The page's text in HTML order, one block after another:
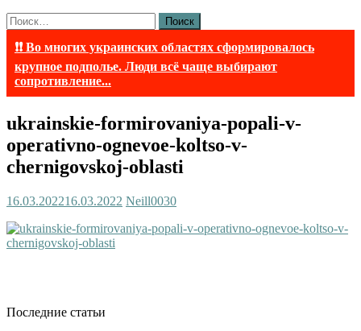
Найти:
❗❗ Во многих украинских областях сформировалось
крупное подполье. Люди всё чаще выбирают
сопротивление...
ukrainskie-formirovaniya-popali-v-
operativno-ognevoe-koltso-v-
chernigovskoj-oblasti
16.03.202216.03.2022 Neill0030
Последние статьи